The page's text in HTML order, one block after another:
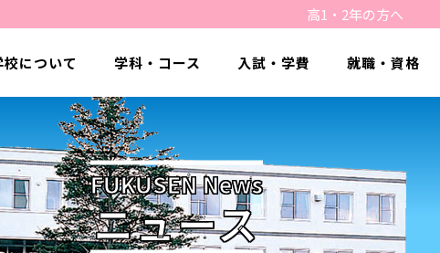
高1・2年の方へ
校について 学科・コース 入試・学費 就職・資格
FUKUSEN News
ニュース